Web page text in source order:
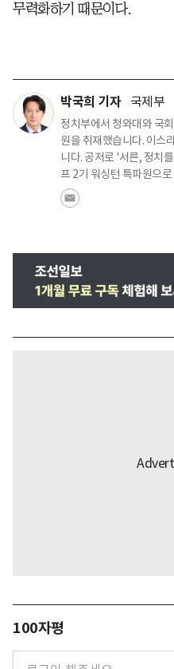
무력화하기 때문이다.
박국희 기자 국제부
정치부에서 청와대와 국
원을 취재했습니다. 이스
니다. 공저로 '서른, 정치
프 2기 워싱턴 특파원으
100자평